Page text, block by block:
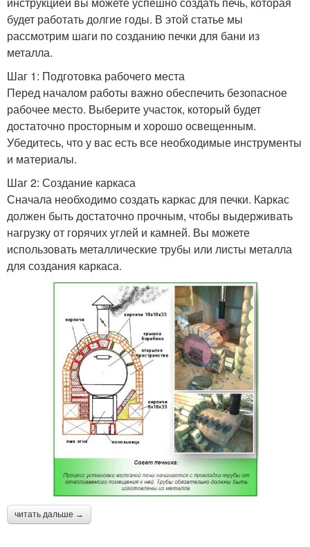
будет работать долгие годы. В этой статье мы
рассмотрим шаги по созданию печки для бани из
металла.
Шаг 1: Подготовка рабочего места
Перед началом работы важно обеспечить безопасное
рабочее место. Выберите участок, который будет
достаточно просторным и хорошо освещенным.
Убедитесь, что у вас есть все необходимые инструменты
и материалы.
Шаг 2: Создание каркаса
Сначала необходимо создать каркас для печки. Каркас
должен быть достаточно прочным, чтобы выдерживать
нагрузку от горячих углей и камней. Вы можете
использовать металлические трубы или листы металла
для создания каркаса.
читать дальше →